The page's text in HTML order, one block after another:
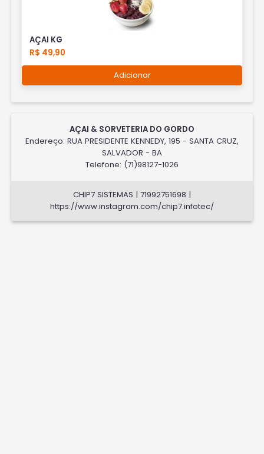
AÇAI KG
R$ 49,90
Adicionar
AÇAI & SORVETERIA DO GORDO
Endereço: RUA PRESIDENTE KENNEDY, 195 - SANTA CRUZ,
SALVADOR - BA
Telefone: (71)98127-1026
CHIP7 SISTEMAS | 71992751698 |
https://www.instagram.com/chip7.infotec/